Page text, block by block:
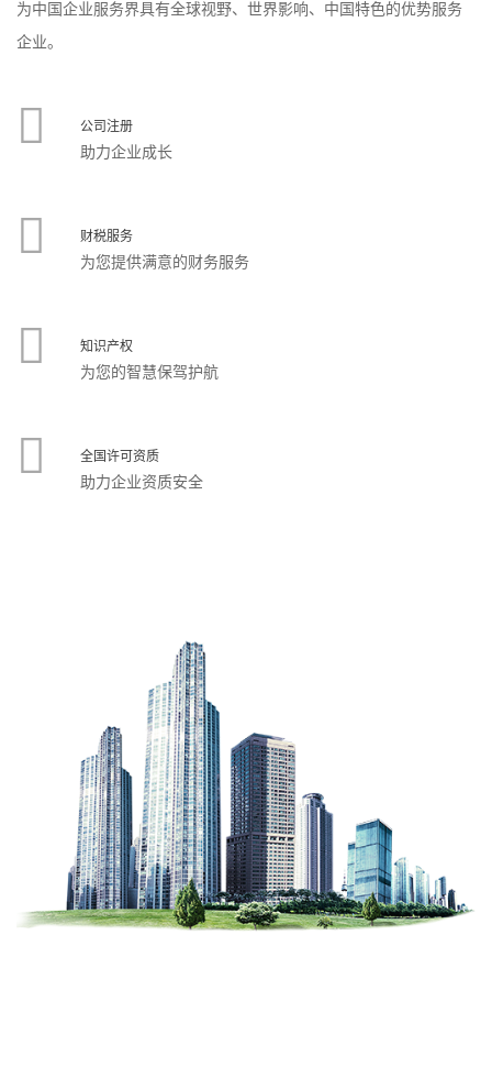
为中国企业服务界具有全球视野、世界影响、中国特色的优势服务
企业。
公司注册
助力企业成长
财税服务
为您提供满意的财务服务
知识产权
为您的智慧保驾护航
全国许可资质
助力企业资质安全